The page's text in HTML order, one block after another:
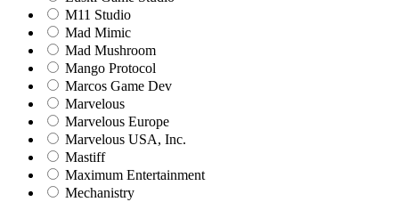
M11 Studio
Mad Mimic
Mad Mushroom
Mango Protocol
Marcos Game Dev
Marvelous
Marvelous Europe
Marvelous USA, Inc.
Mastiff
Maximum Entertainment
Mechanistry